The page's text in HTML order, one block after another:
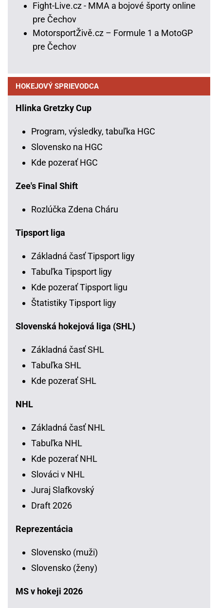
Fight-Live.cz - MMA a bojové športy online
pre Čechov
MotorsportŽivě.cz – Formule 1 a MotoGP
pre Čechov
HOKEJOVÝ SPRIEVODCA
Hlinka Gretzky Cup
Program, výsledky, tabuľka HGC
Slovensko na HGC
Kde pozerať HGC
Zee's Final Shift
Rozlúčka Zdena Cháru
Tipsport liga
Základná časť Tipsport ligy
Tabuľka Tipsport ligy
Kde pozerať Tipsport ligu
Štatistiky Tipsport ligy
Slovenská hokejová liga (SHL)
Základná časť SHL
Tabuľka SHL
Kde pozerať SHL
NHL
Základná časť NHL
Tabuľka NHL
Kde pozerať NHL
Slováci v NHL
Juraj Slafkovský
Draft 2026
Reprezentácia
Slovensko (muži)
Slovensko (ženy)
MS v hokeji 2026